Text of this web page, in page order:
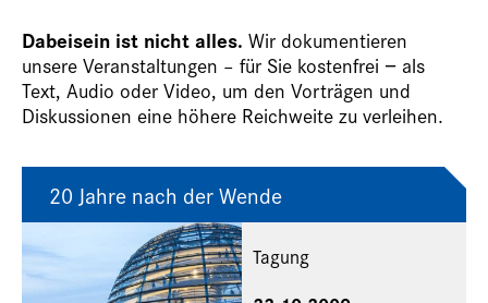
Dabeisein ist nicht alles. Wir dokumentieren
unsere Veranstaltungen – für Sie kostenfrei − als
Text, Audio oder Video, um den Vorträgen und
Diskussionen eine höhere Reichweite zu verleihen.
20 Jahre nach der Wende
Tagung